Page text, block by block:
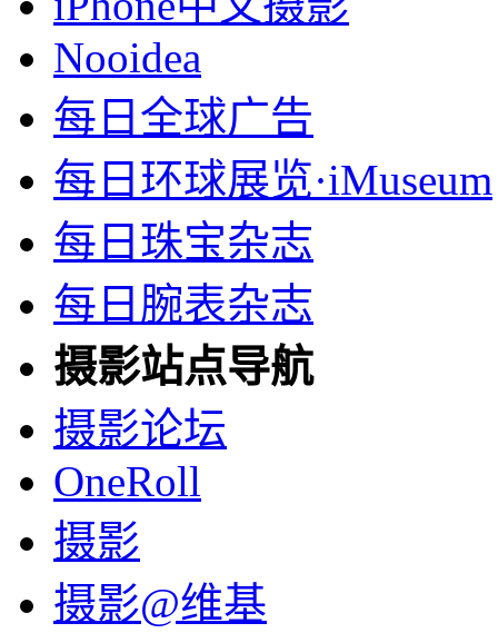
Nooidea
每日全球广告
每日环球展览·iMuseum
每日珠宝杂志
每日腕表杂志
摄影站点导航
摄影论坛
OneRoll
摄影
摄影@维基